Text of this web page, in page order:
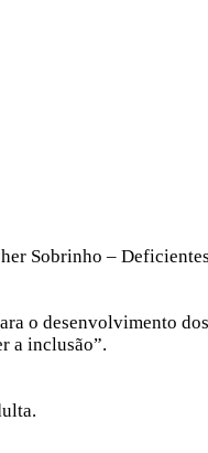
Sobrinho –
o desenvolvimento
a inclusão”.